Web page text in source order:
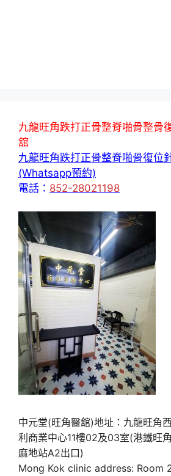
九龍旺角跌打正骨整脊啪骨整骨
舘
九龍旺角跌打正骨整脊啪骨復位
(Whatsapp預約)
電話： 852-28021198
中元堂(旺角醫舘)地址：九龍旺角
利商業中心11樓02及03室(港鐵旺
麻地站A2出口)
Mong Kok clinic address: Room